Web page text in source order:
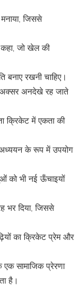
जिससे
कहा, जो खेल की
बनाए रखनी चाहिए।
अक्सर अनदेखे रह जाते
क्रिकेट में एकता की
अध्ययन के रूप में उपयोग
को भी नई ऊँचाइयों
भर दिया, जिससे
का क्रिकेट प्रेम और
सामाजिक प्रेरणा
है।